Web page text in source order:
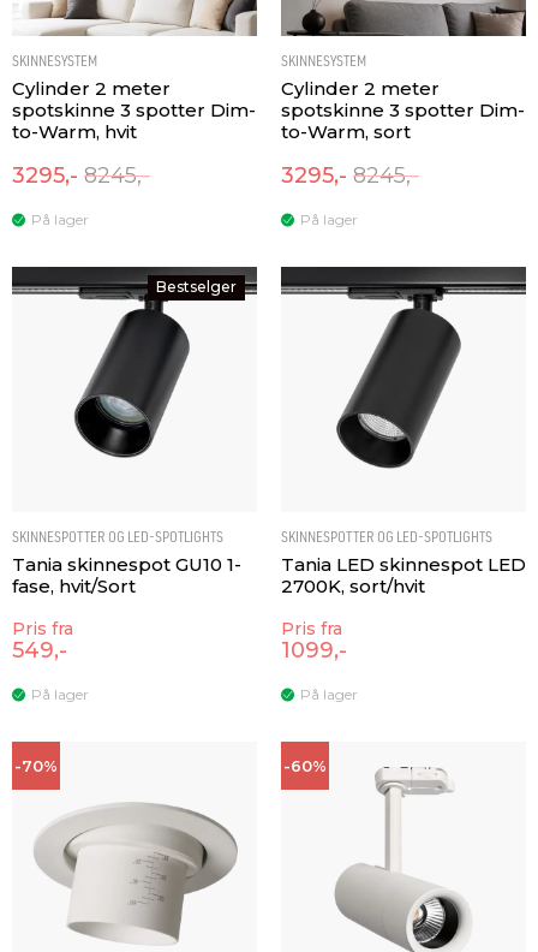
SKINNESYSTEM
Cylinder 2 meter
spotskinne 3 spotter Dim-
to-Warm, hvit
3295,- 8245,-
På lager
SKINNESYSTEM
Cylinder 2 meter
spotskinne 3 spotter Dim-
to-Warm, sort
3295,- 8245,-
På lager
Bestselger
SKINNESPOTTER OG LED-SPOTLIGHTS
Tania skinnespot GU10 1-
fase, hvit/Sort
Pris fra
549,-
På lager
SKINNESPOTTER OG LED-SPOTLIGHTS
Tania LED skinnespot LED
2700K, sort/hvit
Pris fra
1099,-
På lager
-70% -60%